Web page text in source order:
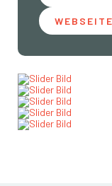
WEBSEITE